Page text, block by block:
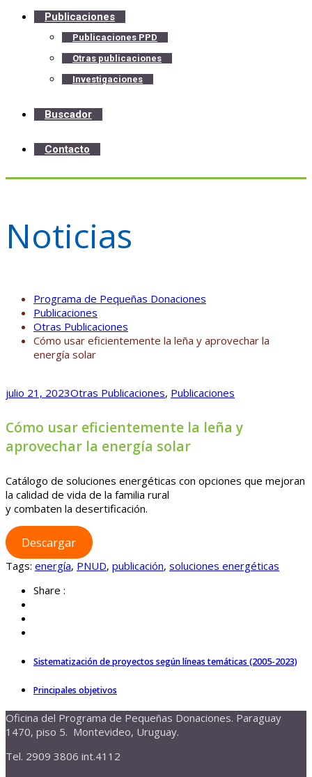
Publicaciones
Publicaciones PPD
Otras publicaciones
Investigaciones
Buscador
Contacto
Noticias
Programa de Pequeñas Donaciones
Publicaciones
Otras Publicaciones
Cómo usar eficientemente la leña y aprovechar la
energía solar
julio 21, 2023Otras Publicaciones, Publicaciones
Cómo usar eficientemente la leña y
aprovechar la energía solar
Catálogo de soluciones energéticas con opciones que mejoran
la calidad de vida de la familia rural
y combaten la desertificación.
Descargar
Tags: energía, PNUD, publicación, soluciones energéticas
Share :
Sistematización de proyectos según líneas temáticas (2005-2023)
Principales objetivos
Oficina del Programa de Pequeñas Donaciones. Paraguay
1470, piso 5. Montevideo, Uruguay.
Tel. 2909 3806 int.4112